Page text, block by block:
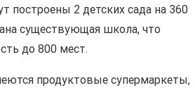
построены 2 детских сада на 360
существующая школа, что
до 800 мест.
продуктовые супермаркеты,